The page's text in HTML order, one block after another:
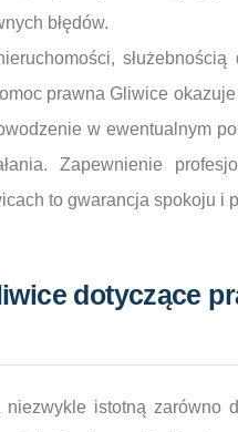
błędów.
prawna Gliwice
w ewentualnym
Zapewnienie
to gwarancja spokoju i
dotyczące
istotną zarówno